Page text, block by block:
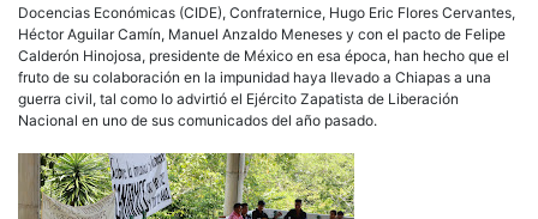
Docencias Económicas (CIDE), Confraternice, Hugo Eric Flores Cervantes,
Héctor Aguilar Camín, Manuel Anzaldo Meneses y con el pacto de Felipe
Calderón Hinojosa, presidente de México en esa época, han hecho que el
fruto de su colaboración en la impunidad haya llevado a Chiapas a una
guerra civil, tal como lo advirtió el Ejército Zapatista de Liberación
Nacional en uno de sus comunicados del año pasado.